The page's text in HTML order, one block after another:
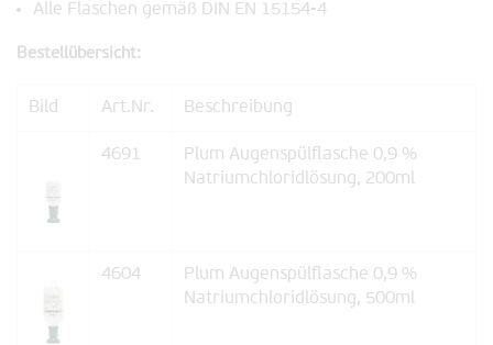
Alle Flaschen gemäß DIN EN 15154-4
Bestellübersicht:
Bild Art.Nr. Beschreibung
4691
Plum Augenspülflasche 0,9 %
Natriumchloridlösung, 200ml
4604
Plum Augenspülflasche 0,9 %
Natriumchloridlösung, 500ml